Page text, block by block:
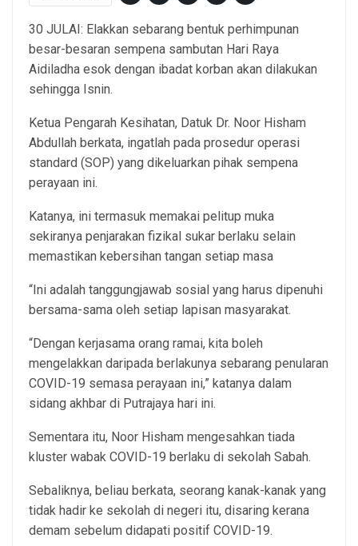
30 JULAI: Elakkan sebarang bentuk perhimpunan
besar-besaran sempena sambutan Hari Raya
Aidiladha esok dengan ibadat korban akan dilakukan
sehingga Isnin.
Ketua Pengarah Kesihatan, Datuk Dr. Noor Hisham
Abdullah berkata, ingatlah pada prosedur operasi
standard (SOP) yang dikeluarkan pihak sempena
perayaan ini.
Katanya, ini termasuk memakai pelitup muka
sekiranya penjarakan fizikal sukar berlaku selain
memastikan kebersihan tangan setiap masa
“Ini adalah tanggungjawab sosial yang harus dipenuhi
bersama-sama oleh setiap lapisan masyarakat.
“Dengan kerjasama orang ramai, kita boleh
mengelakkan daripada berlakunya sebarang penularan
COVID-19 semasa perayaan ini,” katanya dalam
sidang akhbar di Putrajaya hari ini.
Sementara itu, Noor Hisham mengesahkan tiada
kluster wabak COVID-19 berlaku di sekolah Sabah.
Sebaliknya, beliau berkata, seorang kanak-kanak yang
tidak hadir ke sekolah di negeri itu, disaring kerana
demam sebelum didapati positif COVID-19.